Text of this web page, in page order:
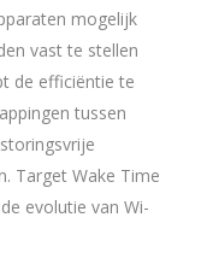
mogelijk
vast te stellen
de efficiëntie te
tussen
Target Wake Time
evolutie van Wi-